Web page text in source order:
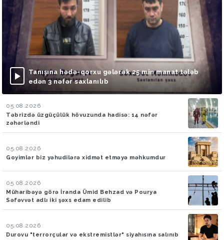
Tanışına hədə-qorxu gələrək 25 min manat tələb
edən 3 nəfər saxlanılıb
05.08.2026
Təbrizdə üzgüçülük hövuzunda hadisə: 14 nəfər
zəhərləndi
05.08.2026
Goyimlər biz yəhudilərə xidmət etməyə məhkumdur
05.08.2026
Müharibəyə görə İranda Ümid Behzad və Pourya
Səfəvvət adlı iki şəxs edam edilib
05.08.2026
Durovu "terrorçular və ekstremistlər" siyahısına salınıb